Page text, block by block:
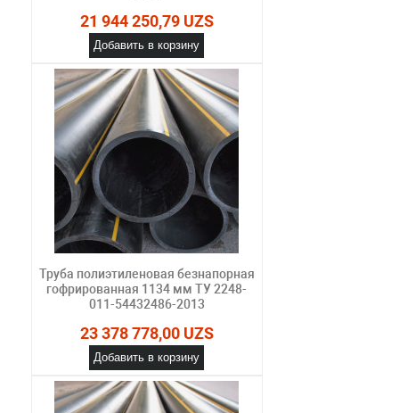
21 944 250,79 UZS
Добавить в корзину
Труба полиэтиленовая безнапорная
гофрированная 1134 мм ТУ 2248-
011-54432486-2013
23 378 778,00 UZS
Добавить в корзину